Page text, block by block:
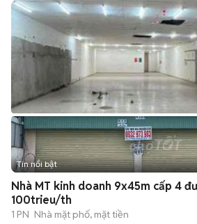
Tin nổi bật
Nhà MT kinh doanh 9x45m cấp 4
100trieu/th
1 PN Nhà mặt phố, mặt tiền